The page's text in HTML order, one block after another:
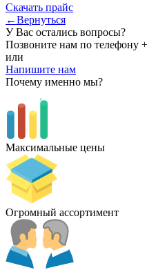
Скачать прайс
←Вернуться
У Вас остались вопросы?
Позвоните нам по телефону
или
Напишите нам
Почему именно мы?
Максимальные цены
Огромный ассортимент